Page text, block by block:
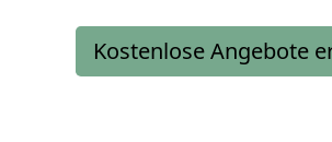
Kostenlose Angebote